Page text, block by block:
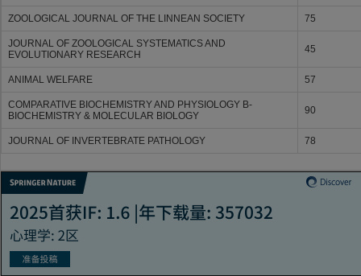
ZOOLOGICAL JOURNAL OF THE LINNEAN SOCIETY 75
JOURNAL OF ZOOLOGICAL SYSTEMATICS AND
EVOLUTIONARY RESEARCH
45
ANIMAL WELFARE 57
COMPARATIVE BIOCHEMISTRY AND PHYSIOLOGY B-
BIOCHEMISTRY & MOLECULAR BIOLOGY
90
JOURNAL OF INVERTEBRATE PATHOLOGY 78